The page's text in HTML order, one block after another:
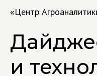
«Центр
и